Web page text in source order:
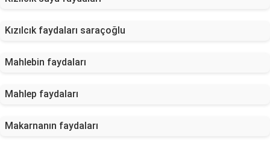
Kızılcık faydaları saraçoğlu
Mahlebin faydaları
Mahlep faydaları
Makarnanın faydaları